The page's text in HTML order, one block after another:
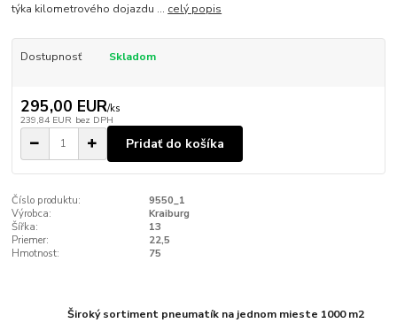
týka kilometrového dojazdu ... celý popis
Dostupnosť Skladom
295,00 EUR/ks
239,84 EUR bez DPH
Pridať do košíka
Číslo produktu:
9550_1
Výrobca:
Kraiburg
Šířka:
13
Priemer:
22,5
Hmotnost:
75
Široký sortiment pneumatík na jednom mieste 1000 m2